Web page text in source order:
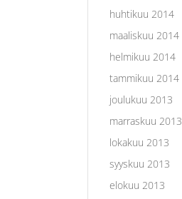
huhtikuu 2014
maaliskuu 2014
helmikuu 2014
tammikuu 2014
joulukuu 2013
marraskuu 2013
lokakuu 2013
syyskuu 2013
elokuu 2013